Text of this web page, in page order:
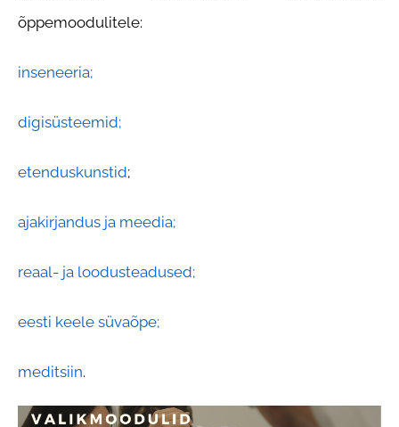
õppemoodulitele:
inseneeria;
digisüsteemid;
etenduskunstid;
ajakirjandus ja meedia;
reaal- ja loodusteadused;
eesti keele süvaõpe;
meditsiin.